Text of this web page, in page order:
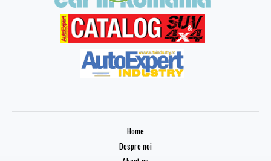
Home
Despre noi